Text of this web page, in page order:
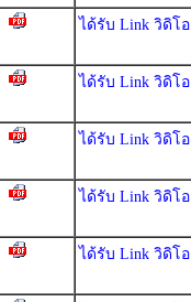
ได้รับ Link วิดิโอ
ได้รับ Link วิดิโอ
ได้รับ Link วิดิโอ
ได้รับ Link วิดิโอ
ได้รับ Link วิดิโอ